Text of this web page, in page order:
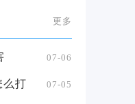
更多
07-06
么打 07-05